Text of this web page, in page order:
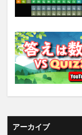
アーカイブ